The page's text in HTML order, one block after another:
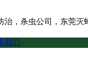
治，杀虫公司，东莞灭
我们